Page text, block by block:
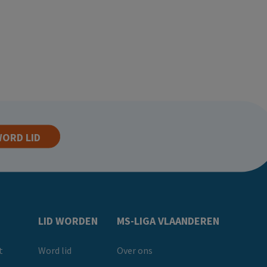
LID
LID WORDEN
Word lid
MS-LIGA VLAANDEREN
Over ons